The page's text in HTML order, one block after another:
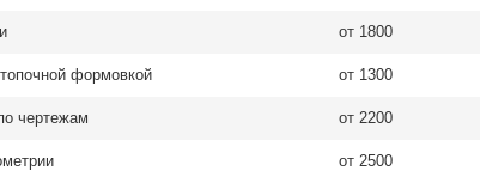
от 1800
формовкой от 1300
чертежам от 2200
от 2500